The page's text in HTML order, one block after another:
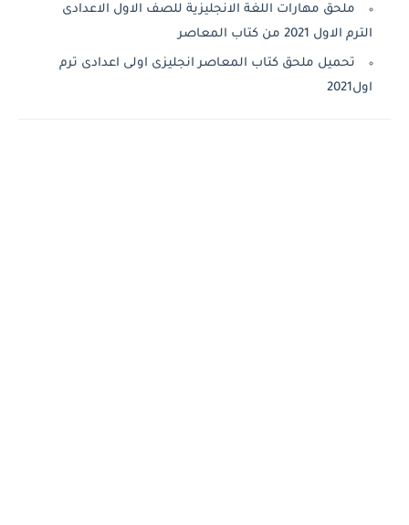
ملحق مهارات اللغة الانجليزية للصف الاول الاعدادى
الترم الاول 2021 من كتاب المعاصر
تحميل ملحق كتاب المعاصر انجليزى اولى اعدادى ترم
اول2021